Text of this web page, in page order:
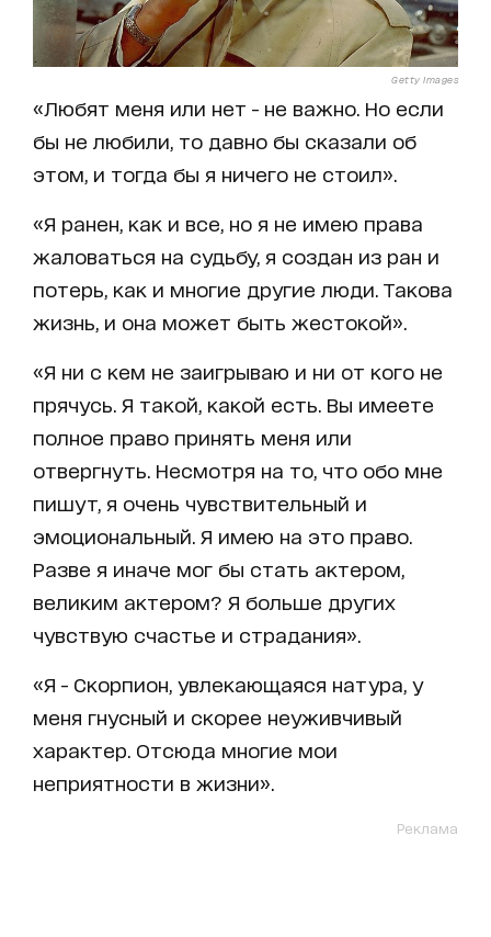
Getty Images
«Любят меня или нет - не важно. Но если
бы не любили, то давно бы сказали об
этом, и тогда бы я ничего не стоил».
«Я ранен, как и все, но я не имею права
жаловаться на судьбу, я создан из ран и
потерь, как и многие другие люди. Такова
жизнь, и она может быть жестокой».
«Я ни с кем не заигрываю и ни от кого не
прячусь. Я такой, какой есть. Вы имеете
полное право принять меня или
отвергнуть. Несмотря на то, что обо мне
пишут, я очень чувствительный и
эмоциональный. Я имею на это право.
Разве я иначе мог бы стать актером,
великим актером? Я больше других
чувствую счастье и страдания».
«Я - Скорпион, увлекающаяся натура, у
меня гнусный и скорее неуживчивый
характер. Отсюда многие мои
неприятности в жизни».
Реклама